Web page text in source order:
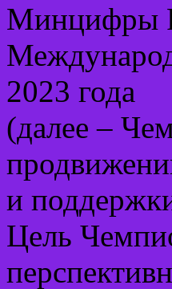
Минцифры
2023 года
(далее –
и
Цель